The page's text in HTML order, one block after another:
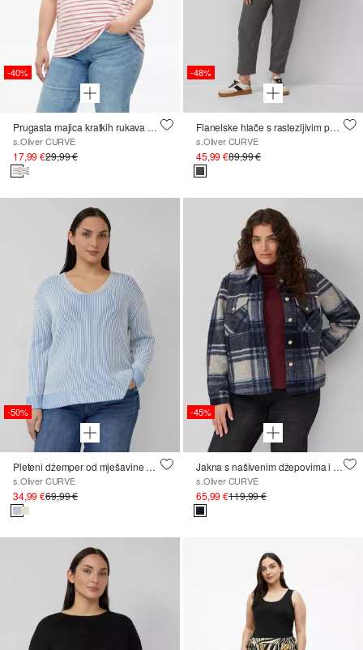
-40%
Prugasta majica kratkih rukava s V-izrezom
s.Oliver CURVE
17,99 €29,99 €
-48%
Flanelske hlače s rastezljivim pojasom
s.Oliver CURVE
45,99 €89,99 €
-50%
Pleteni džemper od mješavine pamuka s V-izrezom
s.Oliver CURVE
34,99 €69,99 €
-45%
Jakna s našivenim džepovima i metalnim gumbima
s.Oliver CURVE
65,99 €119,99 €